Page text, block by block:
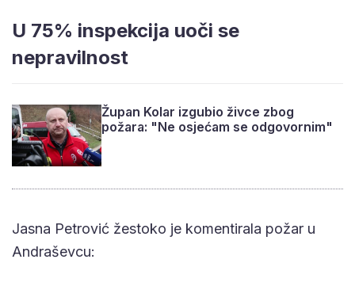
U 75% inspekcija uoči se
nepravilnost
Župan Kolar izgubio živce zbog
požara: "Ne osjećam se odgovornim"
Jasna Petrović žestoko je komentirala požar u
Andraševcu: